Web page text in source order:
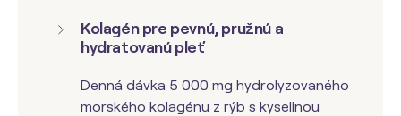
Kolagén pre pevnú, pružnú a
hydratovanú pleť
Denná dávka 5 000 mg hydrolyzovaného
morského kolagénu z rýb s kyselinou